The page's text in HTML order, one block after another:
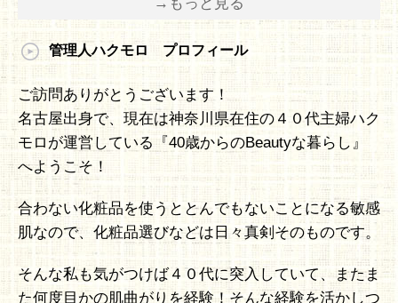
管理人ハクモロ プロフィール
ご訪問ありがとうございます！
名古屋出身で、現在は神奈川県在住の４０代主婦ハク
モロが運営している『40歳からのBeautyな暮らし』
へようこそ！
合わない化粧品を使うととんでもないことになる敏感
肌なので、化粧品選びなどは日々真剣そのものです。
そんな私も気がつけば４０代に突入していて、またま
た何度目かの肌曲がりを経験！そんな経験を活かしつ